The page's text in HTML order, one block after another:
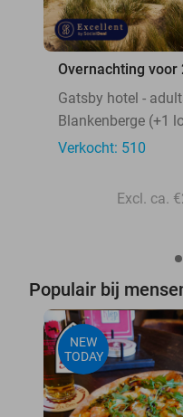
Overnachting voor
Gatsby hotel -
Blankenberge (+1
Verkocht: 510
Excl. ca.
Populair bij
NEW
TODAY